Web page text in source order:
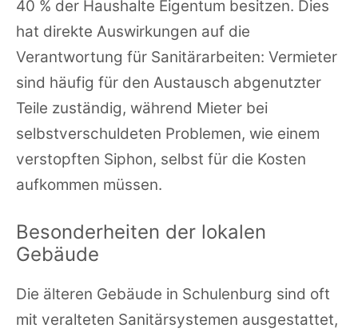
40 % der Haushalte Eigentum besitzen. Dies
hat direkte Auswirkungen auf die
Verantwortung für Sanitärarbeiten: Vermieter
sind häufig für den Austausch abgenutzter
Teile zuständig, während Mieter bei
selbstverschuldeten Problemen, wie einem
verstopften Siphon, selbst für die Kosten
aufkommen müssen.
Besonderheiten der lokalen
Gebäude
Die älteren Gebäude in Schulenburg sind oft
mit veralteten Sanitärsystemen ausgestattet,